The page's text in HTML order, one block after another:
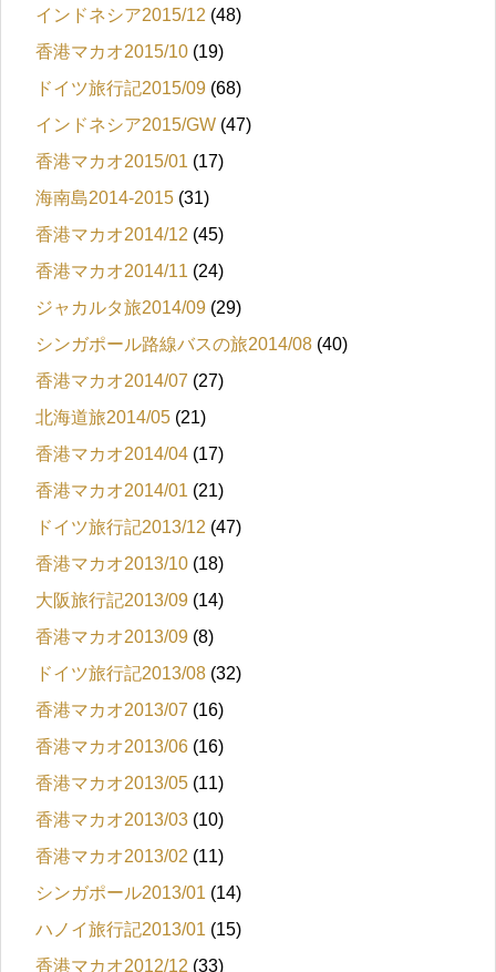
インドネシア2015/12 (48)
香港マカオ2015/10 (19)
ドイツ旅行記2015/09 (68)
インドネシア2015/GW (47)
香港マカオ2015/01 (17)
海南島2014-2015 (31)
香港マカオ2014/12 (45)
香港マカオ2014/11 (24)
ジャカルタ旅2014/09 (29)
シンガポール路線バスの旅2014/08 (40)
香港マカオ2014/07 (27)
北海道旅2014/05 (21)
香港マカオ2014/04 (17)
香港マカオ2014/01 (21)
ドイツ旅行記2013/12 (47)
香港マカオ2013/10 (18)
大阪旅行記2013/09 (14)
香港マカオ2013/09 (8)
ドイツ旅行記2013/08 (32)
香港マカオ2013/07 (16)
香港マカオ2013/06 (16)
香港マカオ2013/05 (11)
香港マカオ2013/03 (10)
香港マカオ2013/02 (11)
シンガポール2013/01 (14)
ハノイ旅行記2013/01 (15)
香港マカオ2012/12 (33)